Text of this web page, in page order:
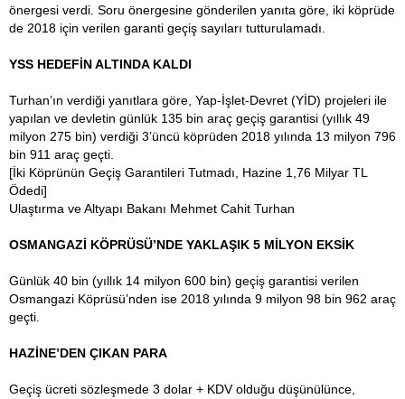
önergesi verdi. Soru önergesine gönderilen yanıta göre, iki köprüde
de 2018 için verilen garanti geçiş sayıları tutturulamadı.
YSS HEDEFİN ALTINDA KALDI
Turhan’ın verdiği yanıtlara göre, Yap-İşlet-Devret (YİD) projeleri ile
yapılan ve devletin günlük 135 bin araç geçiş garantisi (yıllık 49
milyon 275 bin) verdiği 3’üncü köprüden 2018 yılında 13 milyon 796
bin 911 araç geçti.
[İki Köprünün Geçiş Garantileri Tutmadı, Hazine 1,76 Milyar TL
Ödedi]
Ulaştırma ve Altyapı Bakanı Mehmet Cahit Turhan
OSMANGAZİ KÖPRÜSÜ’NDE YAKLAŞIK 5 MİLYON EKSİK
Günlük 40 bin (yıllık 14 milyon 600 bin) geçiş garantisi verilen
Osmangazi Köprüsü’nden ise 2018 yılında 9 milyon 98 bin 962 araç
geçti.
HAZİNE’DEN ÇIKAN PARA
Geçiş ücreti sözleşmede 3 dolar + KDV olduğu düşünülünce,